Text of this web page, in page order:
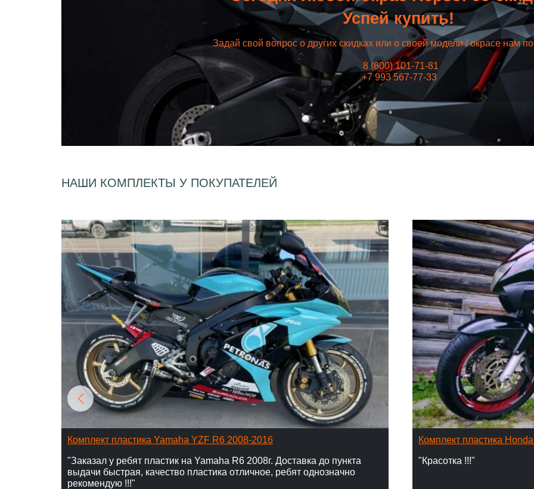
Успей купить!
Задай свой вопрос о других скидках или о своей модели / окрасе нам
8 (800) 101-71-81
+7 993 567-77-33
НАШИ КОМПЛЕКТЫ У ПОКУПАТЕЛЕЙ
Комплект пластика Yamaha YZF R6 2008-2016
"Заказал у ребят пластик на Yamaha R6 2008г. Доставка до пункта
выдачи быстрая, качество пластика отличное, ребят однозначно
рекомендую !!!"
Комплект пластика
"Красотка !!!"